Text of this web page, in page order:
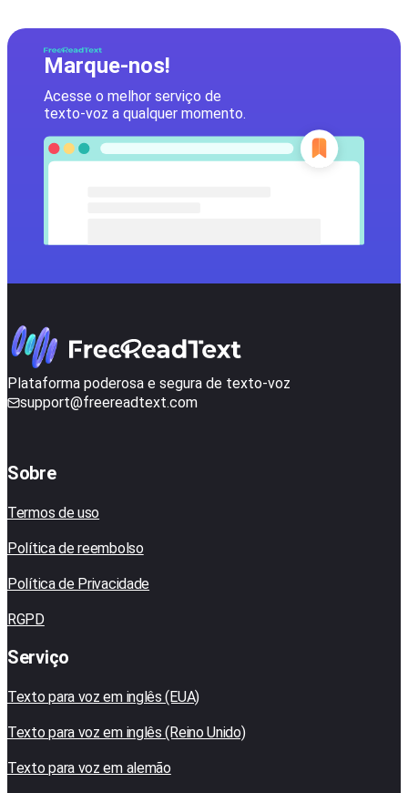
Marque-nos!
Acesse o melhor serviço de
texto-voz a qualquer momento.
Plataforma poderosa e segura de texto-voz
support@freereadtext.com
Sobre
Termos de uso
Política de reembolso
Política de Privacidade
RGPD
Serviço
Texto para voz em inglês (EUA)
Texto para voz em inglês (Reino Unido)
Texto para voz em alemão